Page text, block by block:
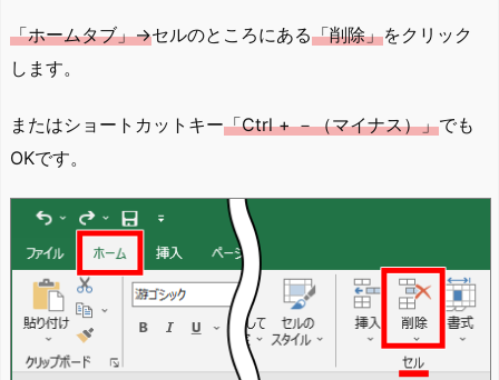
「ホームタブ」→セルのところにある「削除」をクリック
します。
またはショートカットキー「Ctrl + －（マイナス）」でも
OKです。